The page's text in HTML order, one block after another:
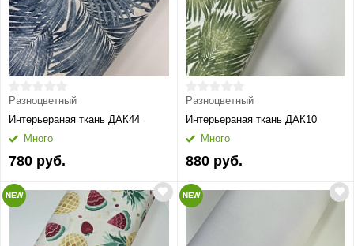
Разноцветный
Интерьераная ткань ДАК44
Много
780 руб.
Разноцветный
Интерьераная ткань ДАК10
Много
880 руб.
NEW NEW